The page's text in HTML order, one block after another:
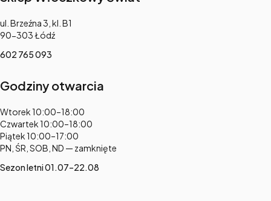
Adres:
ul. Brzeźna 3, kl. B1
90-303 Łódź
602 765 093
Godziny otwarcia
Adres:
Wtorek 10:00–18:00
Czwartek 10:00–18:00
Piątek 10:00–17:00
PN, ŚR, SOB, ND — zamknięte
Sezon letni 01.07–22.08